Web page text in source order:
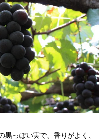
っぽい実で、香りがよく、